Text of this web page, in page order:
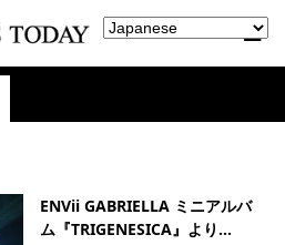
ENVii GABRIELLA ミニアルバ
ム『TRIGENESICA』より...